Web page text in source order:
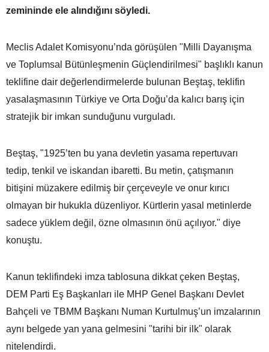
zemininde ele alındığını söyledi.
Meclis Adalet Komisyonu’nda görüşülen "Milli Dayanışma
ve Toplumsal Bütünleşmenin Güçlendirilmesi" başlıklı kanun
teklifine dair değerlendirmelerde bulunan Beştaş, teklifin
yasalaşmasının Türkiye ve Orta Doğu’da kalıcı barış için
stratejik bir imkan sunduğunu vurguladı.
Beştaş, "1925’ten bu yana devletin yasama repertuvarı
tedip, tenkil ve iskandan ibaretti. Bu metin, çatışmanın
bitişini müzakere edilmiş bir çerçeveyle ve onur kırıcı
olmayan bir hukukla düzenliyor. Kürtlerin yasal metinlerde
sadece yüklem değil, özne olmasının önü açılıyor." diye
konuştu.
Kanun teklifindeki imza tablosuna dikkat çeken Beştaş,
DEM Parti Eş Başkanları ile MHP Genel Başkanı Devlet
Bahçeli ve TBMM Başkanı Numan Kurtulmuş’un imzalarının
aynı belgede yan yana gelmesini "tarihi bir ilk" olarak
nitelendirdi.